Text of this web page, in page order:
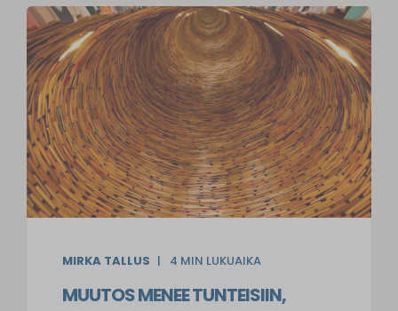
MIRKA TALLUS 4 MIN LUKUAIKA
MUUTOS MENEE TUNTEISIIN,